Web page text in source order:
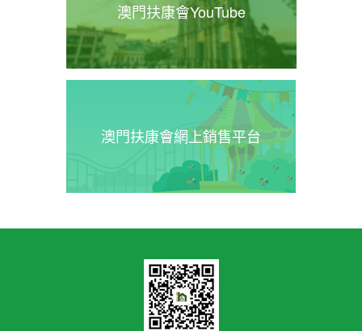
澳門扶康會YouTube
澳門扶康會網上銷售平台